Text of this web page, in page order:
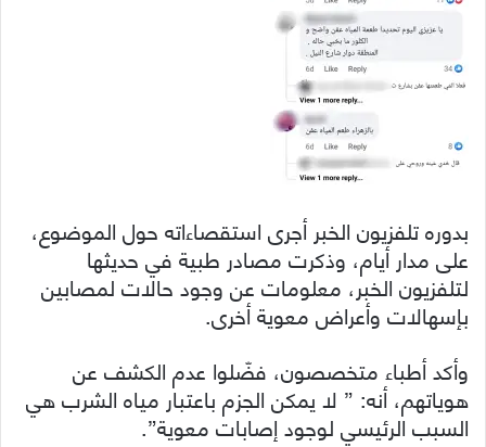
بدوره تلفزيون الخبر أجرى استقصاءاته حول الموضوع،
على مدار أيام، وذكرت مصادر طبية في حديثها
لتلفزيون الخبر، معلومات عن وجود حالات لمصابين
بإسهالات وأعراض معوية أخرى.
وأكد أطباء متخصصون، فضّلوا عدم الكشف عن
هوياتهم، أنه: ” لا يمكن الجزم باعتبار مياه الشرب هي
السبب الرئيسي لوجود إصابات معوية”.